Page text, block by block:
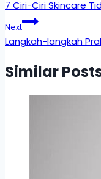
7 Ciri-Ciri Skincare
Next
Langkah-langkah
Similar